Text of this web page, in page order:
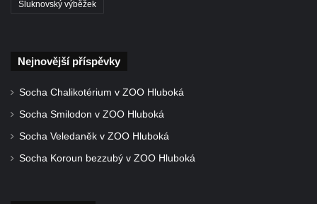
Hrob Ondreje Gurina na hřbitově ve Velkém
Hrob Heinricha Hoffmanna na hřbitově ve
Velkém Šenově
Hrob Heinricha Wünscheho na hřbitově ve
Velkém Šenově
Šluknovský výběžek
Nejnovější příspěvky
Socha Chalikotérium v ZOO Hluboká
Socha Smilodon v ZOO Hluboká
Socha Veledaněk v ZOO Hluboká
Socha Koroun bezzubý v ZOO Hluboká